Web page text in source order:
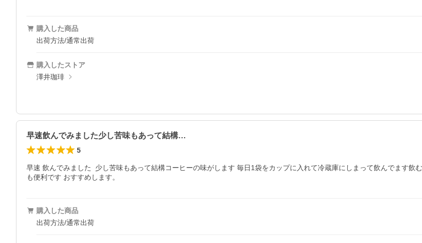
購入した商品
出荷方法/通常出荷
購入したストア
澤井珈琲
早速飲んでみました少し苦味もあって結構…
5
早速 飲んでみました  少し苦味もあって結構コーヒーの味がします 毎日1袋をカップに入れて冷蔵庫にしまって飲んでます飲
も便利です おすすめします。
購入した商品
出荷方法/通常出荷